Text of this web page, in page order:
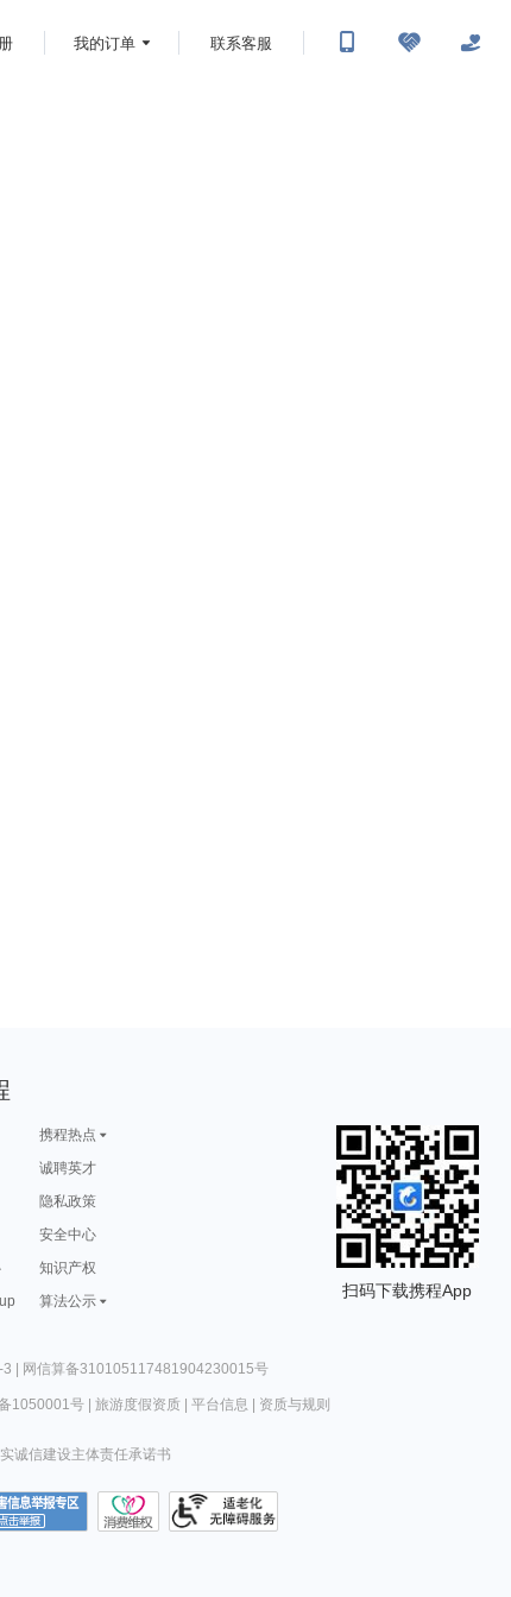
我的订单 联系客服
携程热点
诚聘英才
隐私政策
安全中心
知识产权
算法公示
扫码下载携程App
3 | 网信算备310105117481904230015号
1050001号| 旅游度假资质| 平台信息 | 资质与规则
诚信建设主体责任承诺书